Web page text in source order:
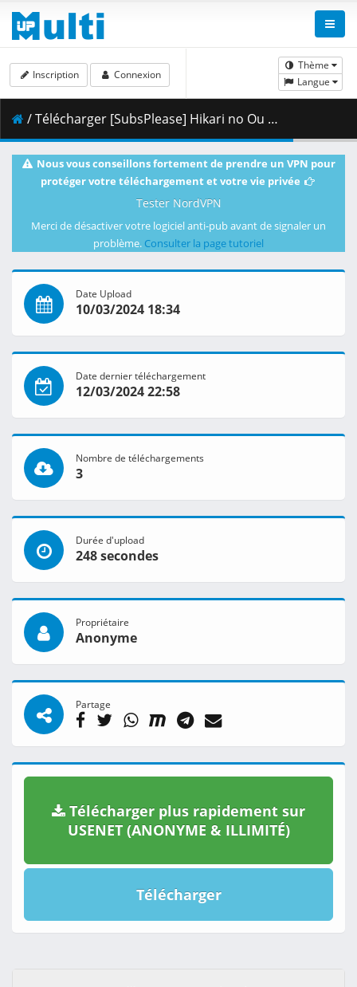
Thème
Langue
Inscription Connexion
/ Télécharger [SubsPlease] Hikari no Ou - 19 (1080p) [BC6871E1].mkv.003 ( 464.45 MB )
Nous vous conseillons fortement de prendre un VPN pour
protéger votre téléchargement et votre vie privée
Tester NordVPN
Merci de désactiver votre logiciel anti-pub avant de signaler un
problème. Consulter la page tutoriel
Date Upload
10/03/2024 18:34
Date dernier téléchargement
12/03/2024 22:58
Nombre de téléchargements
3
Durée d'upload
248 secondes
Propriétaire
Anonyme
Partage
Télécharger plus rapidement sur
USENET (ANONYME & ILLIMITÉ)
Télécharger